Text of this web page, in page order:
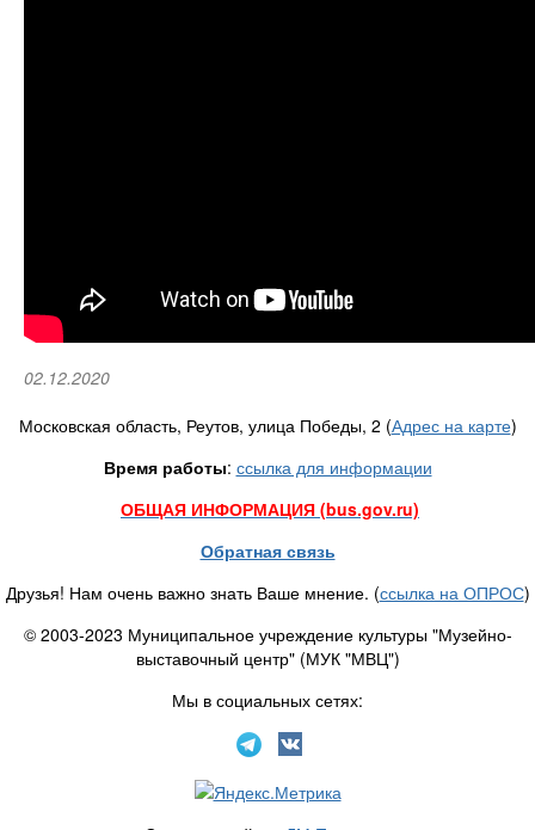
02.12.2020
Московская область, Реутов, улица Победы, 2 (Адрес на карте)
Время работы: ссылка для информации
ОБЩАЯ ИНФОРМАЦИЯ (bus.gov.ru)
Обратная связь
Друзья! Нам очень важно знать Ваше мнение. (ссылка на ОПРОС)
© 2003-2023 Муниципальное учреждение культуры "Музейно-
выставочный центр" (МУК "МВЦ")
Мы в социальных сетях: